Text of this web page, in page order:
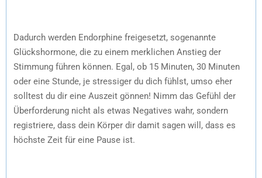
Dadurch werden Endorphine freigesetzt, sogenannte
Glückshormone, die zu einem merklichen Anstieg der
Stimmung führen können. Egal, ob 15 Minuten, 30 Minuten
oder eine Stunde, je stressiger du dich fühlst, umso eher
solltest du dir eine Auszeit gönnen! Nimm das Gefühl der
Überforderung nicht als etwas Negatives wahr, sondern
registriere, dass dein Körper dir damit sagen will, dass es
höchste Zeit für eine Pause ist.